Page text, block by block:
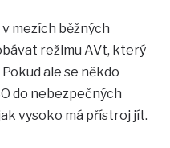
mezích běžných
režimu AVt, který
ale se někdo
do nebezpečných
vysoko má přístroj jít.